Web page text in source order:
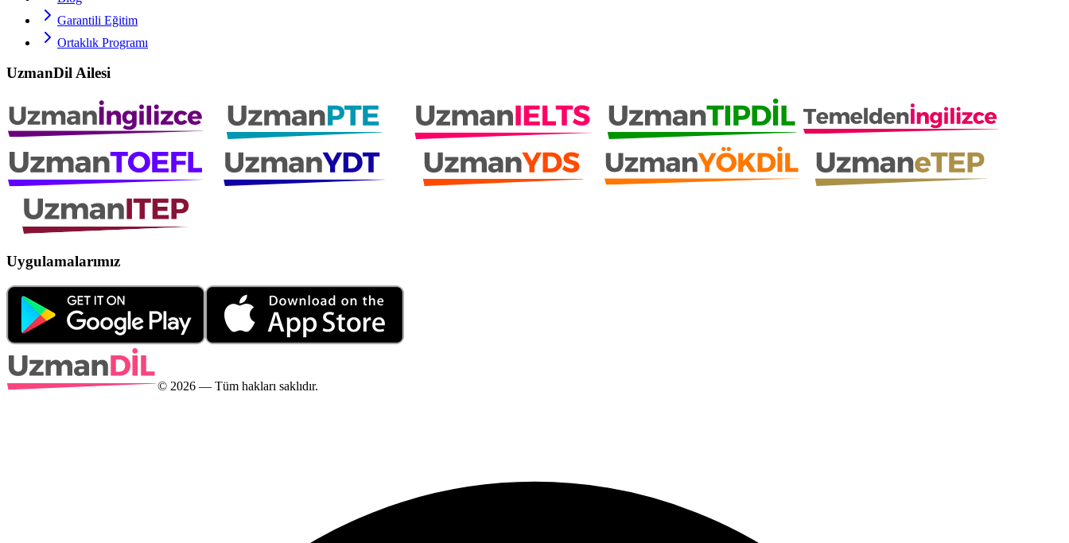
Garantili Eğitim
Ortaklık Programı
UzmanDil Ailesi
Uygulamalarımız
© 2026 — Tüm hakları saklıdır.